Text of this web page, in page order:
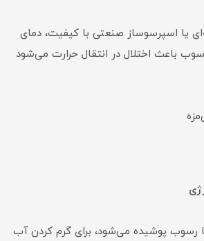
یا اسپرسوساز صنعتی با کیفیت، دمای
باعث اختلال در انتقال حرارت می‌شود
رسوب پوشیده می‌شود، برای گرم کردن آب